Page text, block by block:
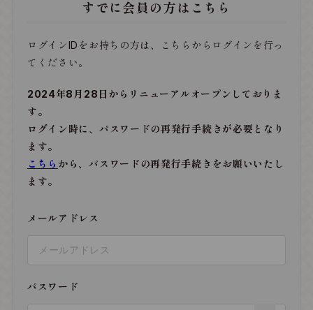
すでに会員の方はこちら
ログインIDをお持ちの方は、こちらからログインを行っ
てください。
2024年8月28日からリニューアルオープンしておりま
す。
ログイン時に、パスワードの再発行手続きが必要となり
ます。
こちら から、パスワードの再発行手続きをお願いいたし
ます。
メールアドレス
パスワード